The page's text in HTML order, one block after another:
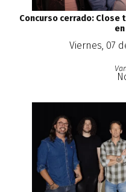
Concurso cerrado: Close
Viernes, 07